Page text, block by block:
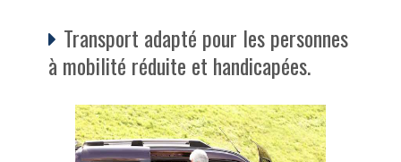
Transport adapté pour les personnes
à mobilité réduite et handicapées.